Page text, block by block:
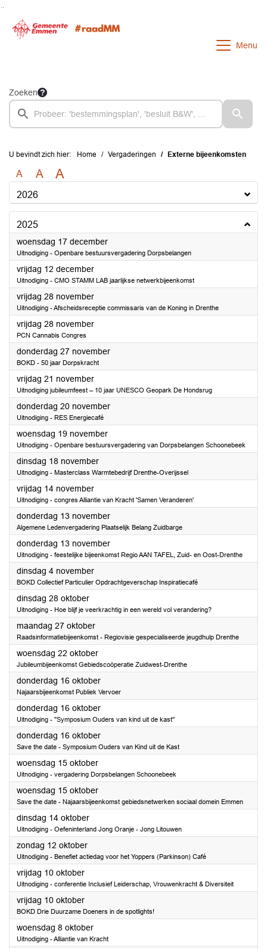
Menu
Zoeken
U bevindt zich hier: Home Vergaderingen Externe bijeenkomsten
A A A
2026
2025
woensdag 17 december2025
Uitnodiging - Openbare bestuursvergadering Dorpsbelangen
vrijdag 12 december2025
Uitnodiging - CMO STAMM LAB jaarlijkse netwerkbijeenkomst
vrijdag 28 november2025
Uitnodiging - Afscheidsreceptie commissaris van de Koning in Drenthe
vrijdag 28 november2025
PCN Cannabis Congres
donderdag 27 november2025
BOKD - 50 jaar Dorpskracht
vrijdag 21 november2025
Uitnodiging jubileumfeest – 10 jaar UNESCO Geopark De Hondsrug
donderdag 20 november2025
Uitnodiging - RES Energiecafé
woensdag 19 november2025
Uitnodiging - Openbare bestuursvergadering van Dorpsbelangen Schoonebeek
dinsdag 18 november2025
Uitnodiging - Masterclass Warmtebedrijf Drenthe-Overijssel
vrijdag 14 november2025
Uitnodiging - congres Alliantie van Kracht 'Samen Veranderen'
donderdag 13 november2025
Algemene Ledenvergadering Plaatselijk Belang Zuidbarge
donderdag 13 november2025
Uitnodiging - feestelijke bijeenkomst Regio AAN TAFEL, Zuid- en Oost-Drenthe
dinsdag 4 november2025
BOKD Collectief Particulier Opdrachtgeverschap Inspiratiecafé
dinsdag 28 oktober2025
Uitnodiging - Hoe blijf je veerkrachtig in een wereld vol verandering?
maandag 27 oktober2025
Raadsinformatiebijeenkomst - Regiovisie gespecialiseerde jeugdhulp Drenthe
woensdag 22 oktober2025
Jubileumbijeenkomst Gebiedscoöperatie Zuidwest-Drenthe
donderdag 16 oktober2025
Najaarsbijeenkomst Publiek Vervoer
donderdag 16 oktober2025
Uitnodiging - ''Symposium Ouders van kind uit de kast''
donderdag 16 oktober2025
Save the date - Symposium Ouders van Kind uit de Kast
woensdag 15 oktober2025
Uitnodiging - vergadering Dorpsbelangen Schoonebeek
woensdag 15 oktober2025
Save the date - Najaarsbijeenkomst gebiedsnetwerken sociaal domein Emmen
dinsdag 14 oktober2025
Uitnodiging - Oefeninterland Jong Oranje - Jong Litouwen
zondag 12 oktober2025
Uitnodiging - Benefiet actiedag voor het Yoppers (Parkinson) Café
vrijdag 10 oktober2025
Uitnodiging - conferentie Inclusief Leiderschap, Vrouwenkracht & Diversiteit
vrijdag 10 oktober2025
BOKD Drie Duurzame Doeners in de spotlights!
woensdag 8 oktober2025
Uitnodiging - Alliantie van Kracht